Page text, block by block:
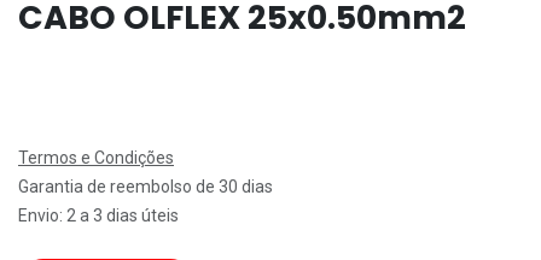
CABO OLFLEX 25x0.50mm2
Termos e Condições
Garantia de reembolso de 30 dias
Envio: 2 a 3 dias úteis